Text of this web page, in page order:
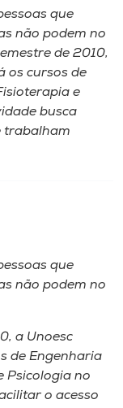
que
não podem no
de 2010,
os cursos de
e
busca
trabalham
que
não podem no
a Unoesc
de Engenharia
Psicologia no
o acesso